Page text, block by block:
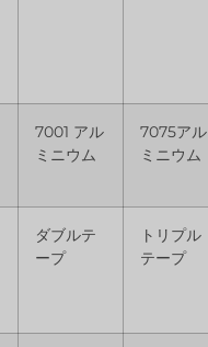
7001 アル
ミニウム
7075アル
ミニウム
ダブルテ
ープ
トリプル
テープ